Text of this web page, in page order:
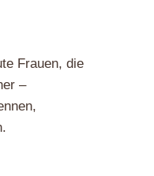
Frauen, die
–